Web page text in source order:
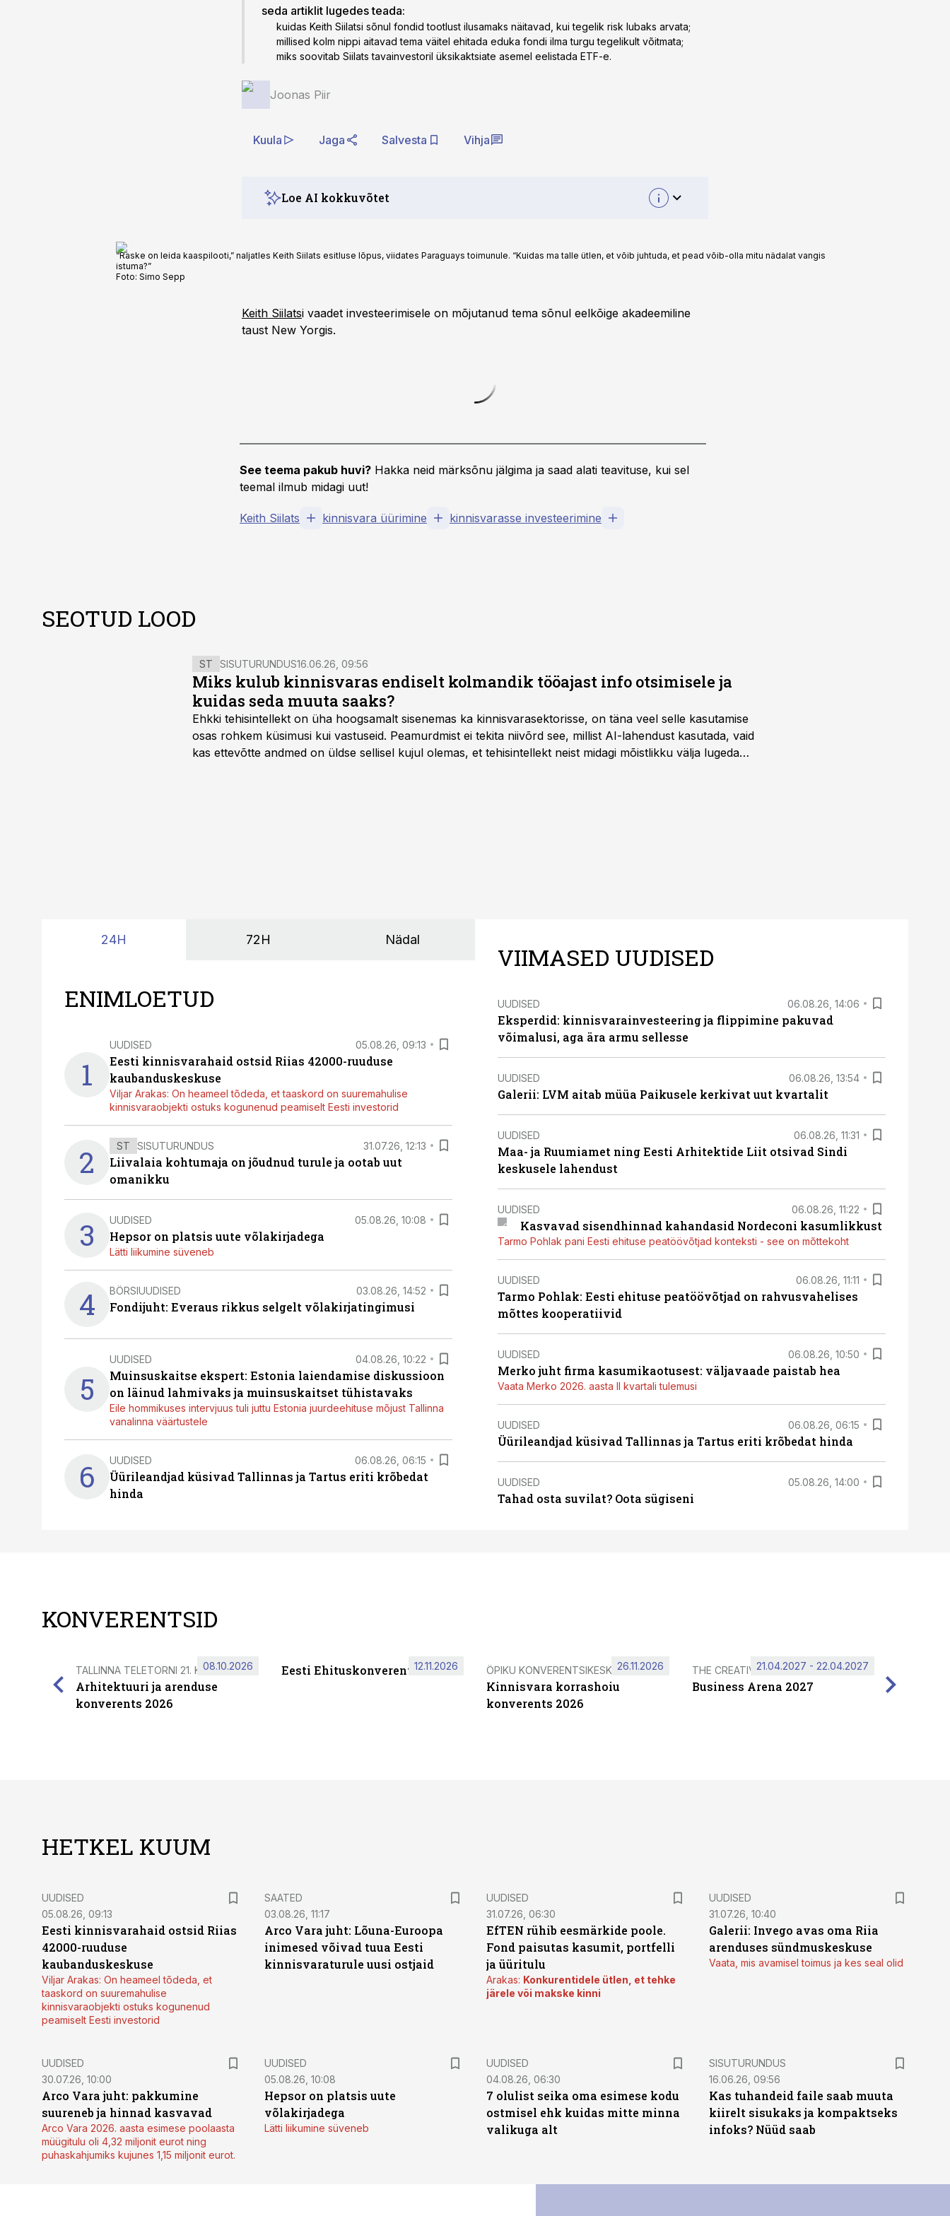
seda artiklit lugedes teada:
kuidas Keith Siilatsi sõnul fondid tootlust ilusamaks näitavad, kui tegelik risk lubaks arvata;
millised kolm nippi aitavad tema väitel ehitada eduka fondi ilma turgu tegelikult võitmata;
miks soovitab Siilats tavainvestoril üksikaktsiate asemel eelistada ETF-e.
Joonas Piir
Kuula Jaga Salvesta Vihja
Loe AI kokkuvõtet
“Raske on leida kaaspilooti,” naljatles Keith Siilats esitluse lõpus, viidates Paraguays toimunule. “Kuidas ma talle ütlen, et võib juhtuda, et pead võib-olla mitu nädalat vangis
istuma?”
Foto: Simo Sepp
Keith Siilatsi vaadet investeerimisele on mõjutanud tema sõnul eelkõige akadeemiline
taust New Yorgis.
See teema pakub huvi? Hakka neid märksõnu jälgima ja saad alati teavituse, kui sel
teemal ilmub midagi uut!
Keith Siilats kinnisvara üürimine kinnisvarasse investeerimine
SEOTUD LOOD
ST SISUTURUNDUS16.06.26, 09:56
Miks kulub kinnisvaras endiselt kolmandik tööajast info otsimisele ja
kuidas seda muuta saaks?
Ehkki tehisintellekt on üha hoogsamalt sisenemas ka kinnisvarasektorisse, on täna veel selle kasutamise
osas rohkem küsimusi kui vastuseid. Peamurdmist ei tekita niivõrd see, millist AI-lahendust kasutada, vaid
kas ettevõtte andmed on üldse sellisel kujul olemas, et tehisintellekt neist midagi mõistlikku välja lugeda
24H 72H Nädal
ENIMLOETUD
1
UUDISED 05.08.26, 09:13
Eesti kinnisvarahaid ostsid Riias 42000-ruuduse
kaubanduskeskuse
Viljar Arakas: On heameel tõdeda, et taaskord on suuremahulise
kinnisvaraobjekti ostuks kogunenud peamiselt Eesti investorid
2 ST SISUTURUNDUS 31.07.26, 12:13
Liivalaia kohtumaja on jõudnud turule ja ootab uut
omanikku
3 UUDISED 05.08.26, 10:08
Hepsor on platsis uute võlakirjadega
Lätti liikumine süveneb
4 BÖRSIUUDISED 03.08.26, 14:52
Fondijuht: Everaus rikkus selgelt võlakirjatingimusi
5
UUDISED 04.08.26, 10:22
Muinsuskaitse ekspert: Estonia laiendamise diskussioon
on läinud lahmivaks ja muinsuskaitset tühistavaks
Eile hommikuses intervjuus tuli juttu Estonia juurdeehituse mõjust Tallinna
vanalinna väärtustele
6 UUDISED 06.08.26, 06:15
Üürileandjad küsivad Tallinnas ja Tartus eriti krõbedat
hinda
VIIMASED UUDISED
UUDISED 06.08.26, 14:06
Eksperdid: kinnisvarainvesteering ja flippimine pakuvad
võimalusi, aga ära armu sellesse
UUDISED 06.08.26, 13:54
Galerii: LVM aitab müüa Paikusele kerkivat uut kvartalit
UUDISED 06.08.26, 11:31
Maa- ja Ruumiamet ning Eesti Arhitektide Liit otsivad Sindi
keskusele lahendust
UUDISED 06.08.26, 11:22
Kasvavad sisendhinnad kahandasid Nordeconi kasumlikkust
Tarmo Pohlak pani Eesti ehituse peatöövõtjad konteksti - see on mõttekoht
UUDISED 06.08.26, 11:11
Tarmo Pohlak: Eesti ehituse peatöövõtjad on rahvusvahelises
mõttes kooperatiivid
UUDISED 06.08.26, 10:50
Merko juht firma kasumikaotusest: väljavaade paistab hea
Vaata Merko 2026. aasta II kvartali tulemusi
UUDISED 06.08.26, 06:15
Üürileandjad küsivad Tallinnas ja Tartus eriti krõbedat hinda
UUDISED 05.08.26, 14:00
Tahad osta suvilat? Oota sügiseni
KONVERENTSID
TALLINNA TELETORNI 21. KORRUSEL
Arhitektuuri ja arenduse
konverents 2026
08.10.2026 Eesti Ehituskonverents 2026
12.11.2026 ÖPIKU KONVERENTSIKESKUS
Kinnisvara korrashoiu
konverents 2026
26.11.2026 THE CREATIVE HUB
Business Arena 2027
21.04.2027 - 22.04.2027
HETKEL KUUM
UUDISED
05.08.26, 09:13
Eesti kinnisvarahaid ostsid Riias
42000-ruuduse
kaubanduskeskuse
Viljar Arakas: On heameel tõdeda, et
taaskord on suuremahulise
kinnisvaraobjekti ostuks kogunenud
peamiselt Eesti investorid
SAATED
03.08.26, 11:17
Arco Vara juht: Lõuna-Euroopa
inimesed võivad tuua Eesti
kinnisvaraturule uusi ostjaid
UUDISED
31.07.26, 06:30
EfTEN rühib eesmärkide poole.
Fond paisutas kasumit, portfelli
ja üüritulu
Arakas: Konkurentidele ütlen, et tehke
järele või makske kinni
UUDISED
31.07.26, 10:40
Galerii: Invego avas oma Riia
arenduses sündmuskeskuse
Vaata, mis avamisel toimus ja kes seal olid
UUDISED
30.07.26, 10:00
Arco Vara juht: pakkumine
suureneb ja hinnad kasvavad
Arco Vara 2026. aasta esimese poolaasta
müügitulu oli 4,32 miljonit eurot ning
puhaskahjumiks kujunes 1,15 miljonit eurot.
UUDISED
05.08.26, 10:08
Hepsor on platsis uute
võlakirjadega
Lätti liikumine süveneb
UUDISED
04.08.26, 06:30
7 olulist seika oma esimese kodu
ostmisel ehk kuidas mitte minna
valikuga alt
ST
SISUTURUNDUS
16.06.26, 09:56
Kas tuhandeid faile saab muuta
kiirelt sisukaks ja kompaktseks
infoks? Nüüd saab